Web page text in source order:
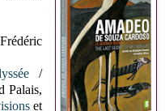
/
Palais,
et